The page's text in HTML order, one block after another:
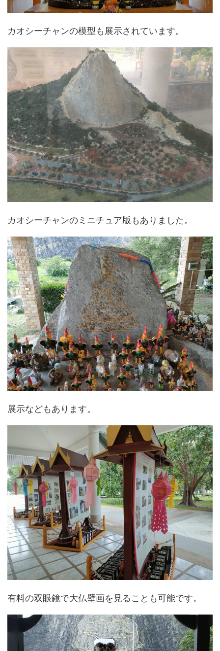
カオシーチャンの模型も展示されています。
カオシーチャンのミニチュア版もありました。
展示などもあります。
有料の双眼鏡で大仏壁画を見ることも可能です。